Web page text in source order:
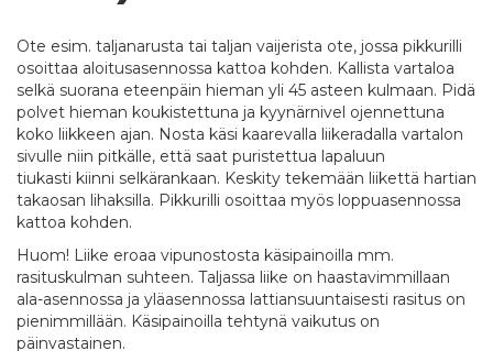
Ote esim. taljanarusta tai taljan vaijerista ote, jossa pikkurilli
osoittaa aloitusasennossa kattoa kohden. Kallista vartaloa
selkä suorana eteenpäin hieman yli 45 asteen kulmaan. Pidä
polvet hieman koukistettuna ja kyynärnivel ojennettuna
koko liikkeen ajan. Nosta käsi kaarevalla liikeradalla vartalon
sivulle niin pitkälle, että saat puristettua lapaluun
tiukasti kiinni selkärankaan. Keskity tekemään liikettä hartian
takaosan lihaksilla. Pikkurilli osoittaa myös loppuasennossa
kattoa kohden.
Huom! Liike eroaa vipunostosta käsipainoilla mm.
rasituskulman suhteen. Taljassa liike on haastavimmillaan
ala-asennossa ja yläasennossa lattiansuuntaisesti rasitus on
pienimmillään. Käsipainoilla tehtynä vaikutus on
päinvastainen.